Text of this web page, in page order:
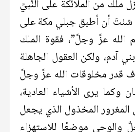
ملك من الملائكة على النَّبيِّ
أن أطبق جبلي مكة على
الله عزَّ وجلَّ”، فقوة الملك
آدم، ولكن العقول الجاهلة
قدر مخلوقات الله عزَّ وجلَّ
وكما يرى الأشياء العادية،
المخذول الذي يجعل
والوحي موضعًا للاستهزاء